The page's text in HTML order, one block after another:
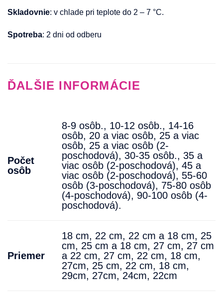
Skladovnie: v chlade pri teplote do 2 – 7 °C.
Spotreba: 2 dni od odberu
ĎALŠIE INFORMÁCIE
Počet
osôb
8-9 osôb., 10-12 osôb., 14-16
osôb, 20 a viac osôb, 25 a viac
osôb, 25 a viac osôb (2-
poschodová), 30-35 osôb., 35 a
viac osôb (2-poschodová), 45 a
viac osôb (2-poschodová), 55-60
osôb (3-poschodová), 75-80 osôb
(4-poschodová), 90-100 osôb (4-
poschodová).
Priemer
18 cm, 22 cm, 22 cm a 18 cm, 25
cm, 25 cm a 18 cm, 27 cm, 27 cm
a 22 cm, 27 cm, 22 cm, 18 cm,
27cm, 25 cm, 22 cm, 18 cm,
29cm, 27cm, 24cm, 22cm